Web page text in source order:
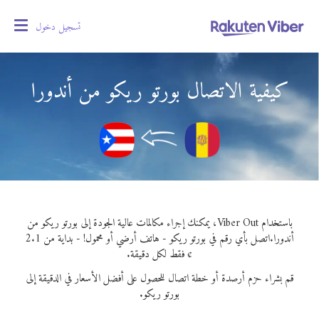
تسجيل دخول
كيفية الاتصال بورتو ريكو من أندورا
باستخدام Viber Out، يمكنك إجراء مكالمات عالية الجودة إلى بورتو ريكو من
أندورا.
اتصل بأي رقم في بورتو ريكو - هاتف أرضي أو محمول! - بداية من 2.1
¢ فقط لكل دقيقة.
قم بشراء حزم أرصدة أو خطة اتصال للحصول على أفضل الأسعار في الدقيقة إلى
بورتو ريكو.